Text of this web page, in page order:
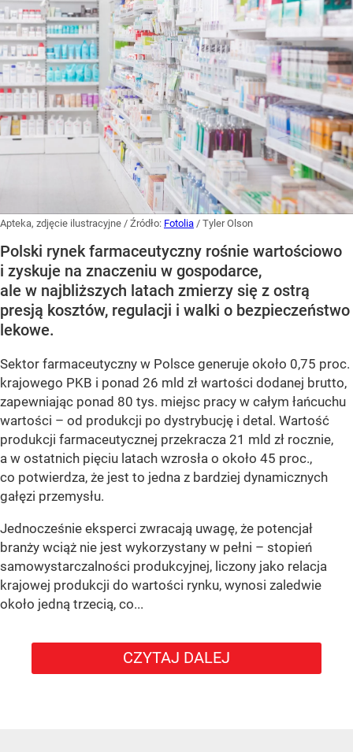
Apteka, zdjęcie ilustracyjne / Źródło: Fotolia / Tyler Olson
Polski rynek farmaceutyczny rośnie wartościowo
i zyskuje na znaczeniu w gospodarce,
ale w najbliższych latach zmierzy się z ostrą
presją kosztów, regulacji i walki o bezpieczeństwo
lekowe.
Sektor farmaceutyczny w Polsce generuje około 0,75 proc.
krajowego PKB i ponad 26 mld zł wartości dodanej brutto,
zapewniając ponad 80 tys. miejsc pracy w całym łańcuchu
wartości – od produkcji po dystrybucję i detal. Wartość
produkcji farmaceutycznej przekracza 21 mld zł rocznie,
a w ostatnich pięciu latach wzrosła o około 45 proc.,
co potwierdza, że jest to jedna z bardziej dynamicznych
gałęzi przemysłu.
Jednocześnie eksperci zwracają uwagę, że potencjał
branży wciąż nie jest wykorzystany w pełni – stopień
samowystarczalności produkcyjnej, liczony jako relacja
krajowej produkcji do wartości rynku, wynosi zaledwie
około jedną trzecią, co...
CZYTAJ DALEJ